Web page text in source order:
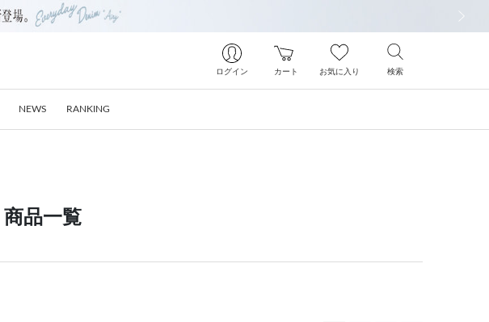
ログイン カート お気に入り 検索
NEWS RANKING
商品一覧